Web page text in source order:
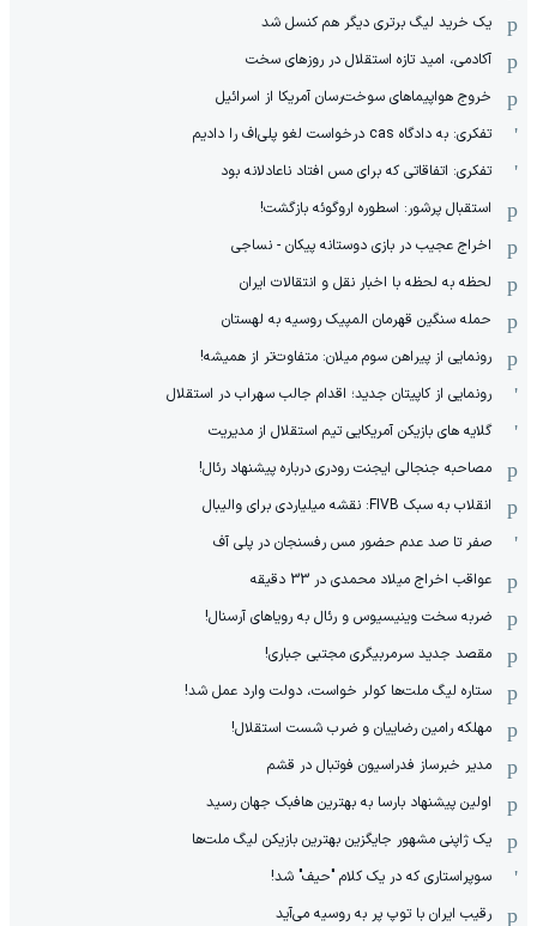
یک خرید لیگ برتری دیگر هم کنسل شد
آکادمی، امید تازه استقلال در روزهای سخت
خروج هواپیماهای سوخت‌رسان آمریکا از اسرائیل
تفکری: به دادگاه cas درخواست لغو پلی‌اف را دادیم
تفکری: اتفاقاتی که برای مس افتاد ناعادلانه بود
استقبال پرشور: اسطوره اروگوئه بازگشت!
اخراج عجیب در بازی دوستانه پیکان - نساجی
لحظه به لحظه با اخبار نقل و انتقالات ایران
حمله سنگین قهرمان المپیک روسیه به لهستان
رونمایی از پیراهن سوم میلان: متفاوت‌تر از همیشه!
رونمایی از کاپیتان جدید؛ اقدام جالب سهراب در استقلال
گلایه های بازیکن آمریکایی تیم استقلال از مدیریت
مصاحبه جنجالی ایجنت رودری درباره پیشنهاد رئال!
انقلاب به سبک FIVB: نقشه میلیاردی برای والیبال
صفر تا صد عدم حضور مس رفسنجان در پلی آف
عواقب اخراج میلاد محمدی در 33 دقیقه
ضربه سخت وینیسیوس و رئال به رویاهای آرسنال!
مقصد جدید سرمربیگری مجتبی جباری!
ستاره لیگ ملت‌ها کولر خواست، دولت وارد عمل شد!
مهلکه رامین رضاییان و ضرب شست استقلال!
مدیر خبرساز فدراسیون فوتبال در قشم
اولین پیشنهاد بارسا به بهترین هافبک جهان رسید
یک ژاپنی مشهور جایگزین بهترین بازیکن لیگ ملت‌ها
سوپراستاری که در یک کلام "حیف" شد!
رقیب ایران با توپ پر به روسیه می‌آید